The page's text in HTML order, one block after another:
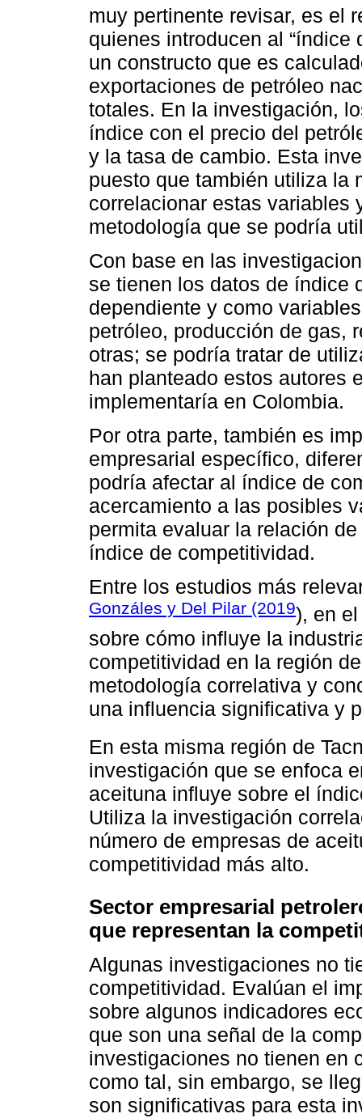
muy pertinente revisar, es el
quienes introducen al “índice
un constructo que es
exportaciones de petróleo
totales. En la investigación,
índice con el precio del
y la tasa de cambio. Esta
puesto que también utiliza la
correlacionar estas variables
metodología que se podría
Con base en las
se tienen los datos de índice
dependiente y como
petróleo, producción de gas,
otras; se podría tratar de
han planteado estos autores
implementaría en Colombia.
Por otra parte, también es
empresarial específico,
podría afectar al índice de
acercamiento a las posibles
permita evaluar la relación
índice de competitividad.
Entre los estudios más
Gonzáles y Del Pilar (2019), en
sobre cómo influye la
competitividad en la región
metodología correlativa y
una influencia significativa y
En esta misma región de
investigación que se enfoca
aceituna influye sobre el
Utiliza la investigación
número de empresas de
competitividad más alto.
Sector empresarial
que representan la
Algunas investigaciones no
competitividad. Evalúan el
sobre algunos indicadores
que son una señal de la
investigaciones no tienen en
como tal, sin embargo, se
son significativas para esta